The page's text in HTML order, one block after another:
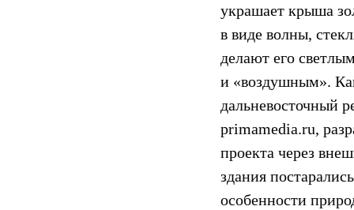
украшает крыша
в виде волны,
делают его
и «воздушным».
дальневосточный
primamedia.ru,
проекта через
здания
особенности